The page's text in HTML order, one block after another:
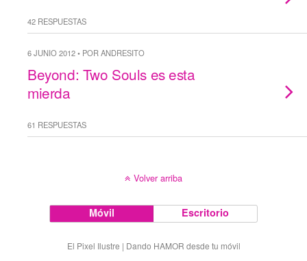
42 RESPUESTAS
6 JUNIO 2012 • POR ANDRESITO
Beyond: Two Souls es esta
mierda
61 RESPUESTAS
Volver arriba
Móvil Escritorio
El Pixel Ilustre | Dando HAMOR desde tu móvil